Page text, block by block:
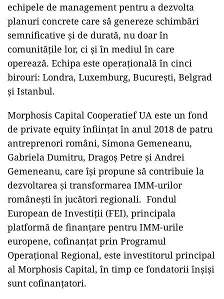
echipele de management pentru a dezvolta
planuri concrete care să genereze schimbări
semnificative şi de durată, nu doar în
comunităţile lor, ci şi în mediul în care
operează. Echipa este operaţională în cinci
birouri: Londra, Luxemburg, Bucureşti, Belgrad
şi Istanbul.
Morphosis Capital Cooperatief UA este un fond
de private equity înfiinţat în anul 2018 de patru
antreprenori români, Simona Gemeneanu,
Gabriela Dumitru, Dragoş Petre şi Andrei
Gemeneanu, care îşi propune să contribuie la
dezvoltarea şi transformarea IMM-urilor
româneşti în jucători regionali. Fondul
European de Investiţii (FEI), principala
platformă de finanţare pentru IMM-urile
europene, cofinanţat prin Programul
Operaţional Regional, este investitorul principal
al Morphosis Capital, în timp ce fondatorii înşişi
sunt cofinanţatori.